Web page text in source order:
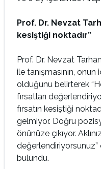
Prof. Dr. Nevzat
kesiştiği noktadır”
Prof. Dr. Nevzat
ile tanışmasının,
olduğunu belirterek
fırsatları
fırsatın kesiştiği
gelmiyor. Doğru
önünüze çıkıyor.
bulundu.